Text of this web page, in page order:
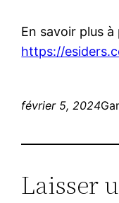
En savoir plus
https://
février 5, 2024
Laisser